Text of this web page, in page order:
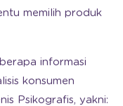
memilih produk
informasi
konsumen
Psikografis, yakni: